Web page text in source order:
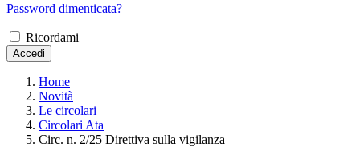
Password dimenticata?
Ricordami
Accedi
Home
Novità
Le circolari
Circolari Ata
Circ. n. 2/25 Direttiva sulla vigilanza